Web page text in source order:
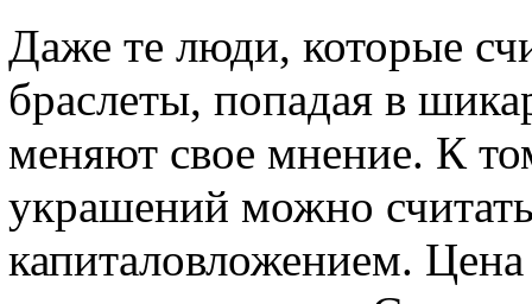
Даже те люди, которые
браслеты, попадая в
меняют свое мнение. К
украшений можно
капиталовложением.